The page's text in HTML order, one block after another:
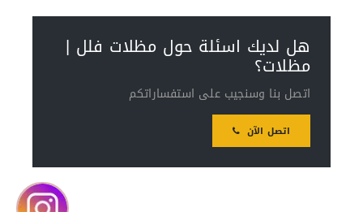
هل لديك اسئلة حول مظلات فلل |
مظلات؟
اتصل بنا وسنجيب على استفساراتكم
اتصل الآن